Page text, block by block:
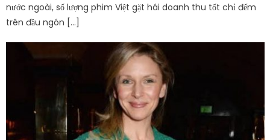
nước ngoài, số lượng phim Việt gặt hái doanh thu tốt chỉ đếm
trên đầu ngón […]